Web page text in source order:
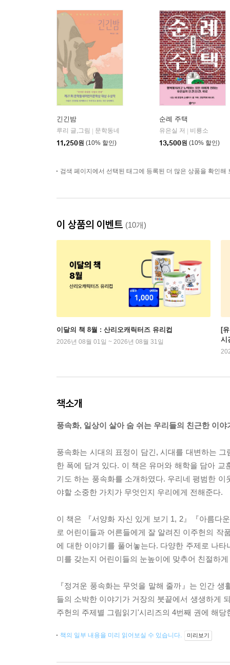
긴긴밤
루리 글,그림
문학동네
11,250원 (10% 할인)
순례 주택
유은실 저
비룡소
13,500원 (10% 할인)
검색 페이지에서 선택된 태그에 등록된 더 많은 상품을 확인해
이 상품의 이벤트 (10개)
이달의 책 8월 : 산리오캐릭터즈 유리컵
2026년 08월 01일 ~ 2026년 08월 31일
[
시
책소개
풍속화, 일상이 살아 숨 쉬는 우리들의 친근한 이야
풍속화는 시대의 표정이 담긴, 시대를 대변하는
한 폭에 담겨 있다. 이 책은 유머와 해학을 담아
기도 하는 풍속화를 소개하였다. 우리네 평범한
야할 소중한 가치가 무엇인지 우리에게 전해준다.
이 책은 『서양화 자신 있게 보기 1, 2』『아름다
로 어린이들과 어른들에게 잘 알려진 이주헌의 작
에 대한 이야기를 풀어놓는다. 다양한 주제로 나
미를 갖는지 어린이들의 눈높이에 맞추어 친절하
『정겨운 풍속화는 무엇을 말해 줄까』는 인간
들의 소박한 이야기가 거장의 붓끝에서 생생하게
주헌의 주제별 그림읽기'시리즈의 4번째 권에 해당
책의 일부 내용을 미리 읽어보실 수 있습니다. 미리보기